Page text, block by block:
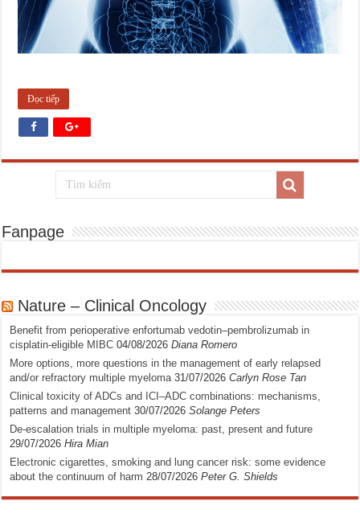
Đọc tiếp
Fanpage
Nature – Clinical Oncology
Benefit from perioperative enfortumab vedotin–pembrolizumab in
cisplatin-eligible MIBC 04/08/2026 Diana Romero
More options, more questions in the management of early relapsed
and/or refractory multiple myeloma 31/07/2026 Carlyn Rose Tan
Clinical toxicity of ADCs and ICI–ADC combinations: mechanisms,
patterns and management 30/07/2026 Solange Peters
De-escalation trials in multiple myeloma: past, present and future
29/07/2026 Hira Mian
Electronic cigarettes, smoking and lung cancer risk: some evidence
about the continuum of harm 28/07/2026 Peter G. Shields